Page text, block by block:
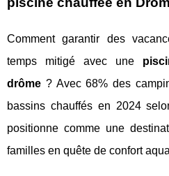
Comment garantir des
temps mitigé avec une
drôme ? Avec 68% des
bassins chauffés en 2024
positionne comme une
familles en quête de confort